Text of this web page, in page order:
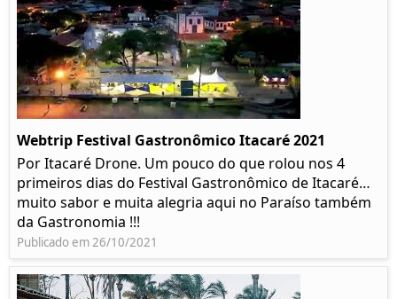
Webtrip Festival Gastronômico Itacaré 2021
Por Itacaré Drone. Um pouco do que rolou nos 4
primeiros dias do Festival Gastronômico de Itacaré…
muito sabor e muita alegria aqui no Paraíso também
da Gastronomia !!!
Publicado em 26/10/2021